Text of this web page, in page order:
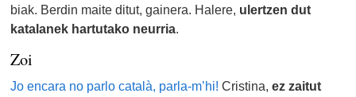
biak. Berdin maite ditut, gainera. Halere, ulertzen dut
katalanek hartutako neurria.
Zoi
Jo encara no parlo català, parla-m’hi! Cristina,ez zaitut